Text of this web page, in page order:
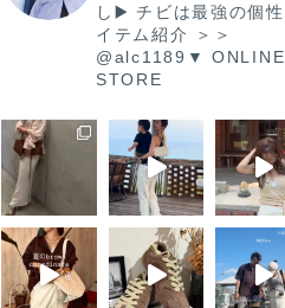
し ▶️ チビは最強の個性
イテム紹介 ＞＞
@alc1189 ▼ ONLINE
STORE